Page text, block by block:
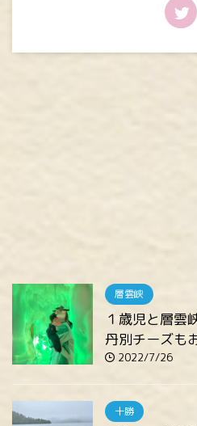
層雲峡
１歳児と層雲
丹別チーズも
2022/7/26
十勝